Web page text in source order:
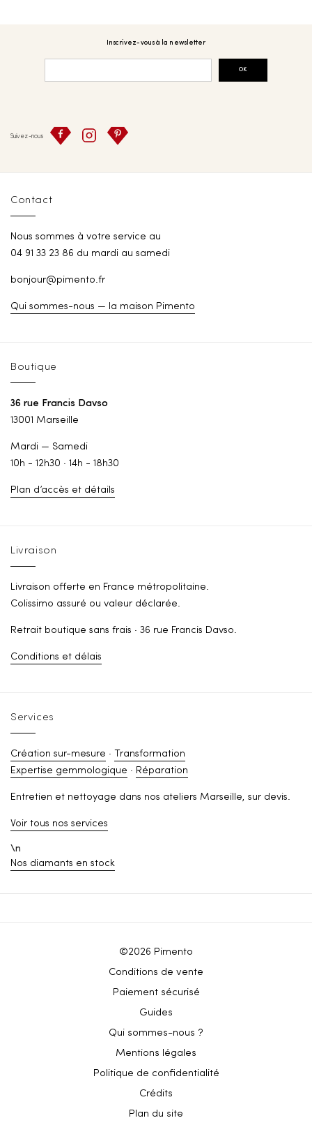
Inscrivez-vous à la newsletter
OK
Suivez-nous
Contact
Nous sommes à votre service au
04 91 33 23 86 du mardi au samedi
bonjour@pimento.fr
Qui sommes-nous — la maison Pimento
Boutique
36 rue Francis Davso
13001 Marseille
Mardi — Samedi
10h - 12h30 · 14h - 18h30
Plan d’accès et détails
Livraison
Livraison offerte en France métropolitaine.
Colissimo assuré ou valeur déclarée.
Retrait boutique sans frais · 36 rue Francis Davso.
Conditions et délais
Services
Création sur-mesure · Transformation
Expertise gemmologique · Réparation
Entretien et nettoyage dans nos ateliers Marseille, sur devis.
Voir tous nos services
\n
Nos diamants en stock
©2026 Pimento
Conditions de vente
Paiement sécurisé
Guides
Qui sommes-nous ?
Mentions légales
Politique de confidentialité
Crédits
Plan du site